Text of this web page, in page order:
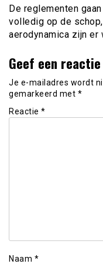
De reglementen
volledig op de
aerodynamica zijn
Geef een reactie
Je e-mailadres wordt
gemarkeerd met *
Reactie *
Naam *